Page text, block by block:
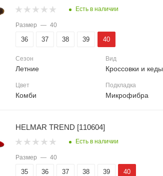
Есть в наличии
Размер — 40
36 37 38 39 40
Сезон
Летние
Вид
Кроссовки и кеды
Цвет
Комби
Подкладка
Микрофибра
HELMAR TREND [110604]
Есть в наличии
Размер — 40
35 36 37 38 39 40